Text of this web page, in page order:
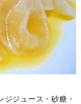
ジジュース・砂糖・